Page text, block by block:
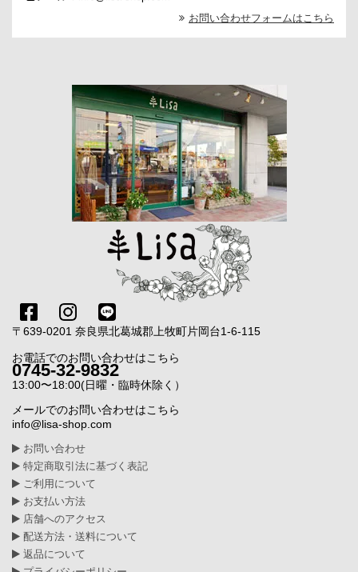
お問い合わせフォームはこちら
〒639-0201 奈良県北葛城郡上牧町片岡台1-6-115
お電話でのお問い合わせはこちら
0745-32-9832
13:00〜18:00(日曜・臨時休除く）
メールでのお問い合わせはこちら
info@lisa-shop.com
お問い合わせ
特定商取引法に基づく表記
ご利用について
お支払い方法
店舗へのアクセス
配送方法・送料について
返品について